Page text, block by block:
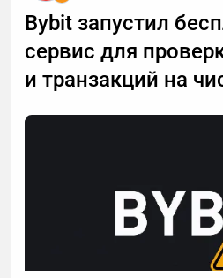
Bybit запустил
сервис для
и транзакций на